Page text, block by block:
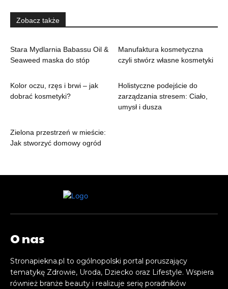
Zobacz także
Stara Mydlarnia Babassu Oil &
Seaweed maska do stóp
Manufaktura kosmetyczna
czyli stwórz własne kosmetyki
Kolor oczu, rzęs i brwi – jak
dobrać kosmetyki?
Holistyczne podejście do
zarządzania stresem: Ciało,
umysł i dusza
Zielona przestrzeń w mieście:
Jak stworzyć domowy ogród
O nas
Stronapiekna.pl to ogólnopolski portal poruszający
tematykę Zdrowie, Uroda, Dziecko oraz Lifestyle. Wspiera
również branże beauty i realizuje serię poradników